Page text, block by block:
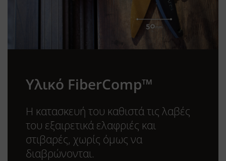
Υλικό FiberComp™
Η κατασκευή του καθιστά τις λαβές
του εξαιρετικά ελαφριές και
στιβαρές, χωρίς όμως να
διαβρώνονται.